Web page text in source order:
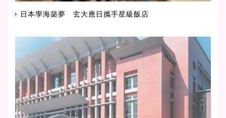
日本學海築夢 玄大應日攜手星級飯店